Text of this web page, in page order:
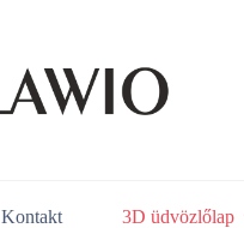
Kontakt 3D üdvözlőlap